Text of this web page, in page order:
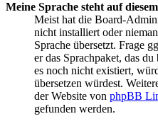
Meine Sprache steht auf
Meist hat die Board-
nicht installiert oder
Sprache übersetzt. Frage
er das Sprachpaket, das
es noch nicht existiert,
übersetzen würdest.
der Website von phpBB
gefunden werden.